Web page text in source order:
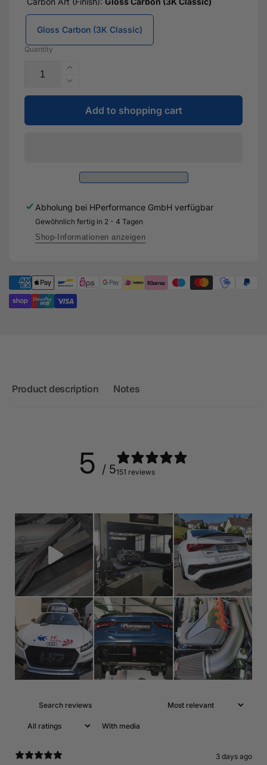
Gloss Carbon (3K Classic)
Quantity
Increase
the
quantity
the
carbon
rear
for
the
Audi
Reduce
the
quantity
for
dry
carbon
diffuser
for
the
facelift
Add to shopping cart
Abholung bei HPerformance GmbH verfügbar
Gewöhnlich fertig in 2 - 4 Tagen
Shop-Informationen anzeigen
Product description Notes
5 / 5151 reviews
With media
3 days ago